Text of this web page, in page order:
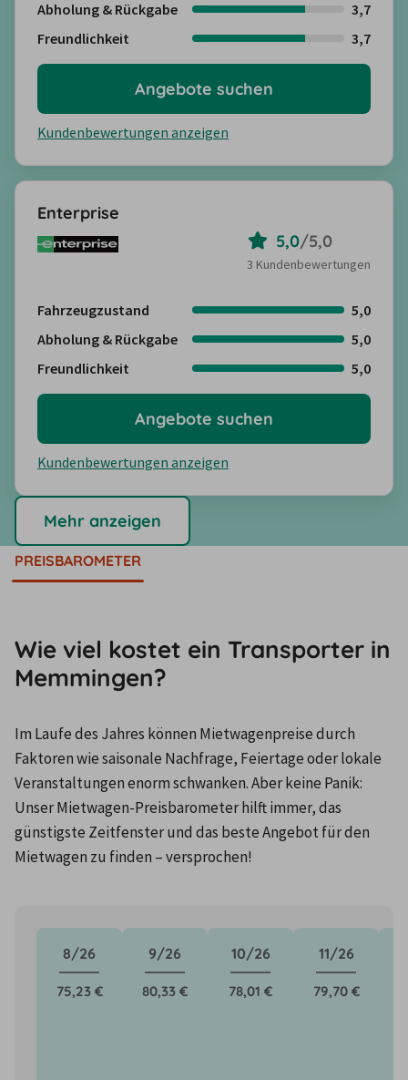
Abholung & Rückgabe
3,7
Freundlichkeit
3,7
Kundenbewertungen anzeigen
Angebote suchen
Enterprise
5,0/5,0
3 Kundenbewertungen
Fahrzeugzustand
5,0
Abholung & Rückgabe
5,0
Freundlichkeit
5,0
Kundenbewertungen anzeigen
Angebote suchen
Mehr anzeigen
PREISBAROMETER
Wie viel kostet ein Transporter in
Memmingen?
Im Laufe des Jahres können Mietwagenpreise durch
Faktoren wie saisonale Nachfrage, Feiertage oder lokale
Veranstaltungen enorm schwanken. Aber keine Panik:
Unser Mietwagen-Preisbarometer hilft immer, das
günstigste Zeitfenster und das beste Angebot für den
Mietwagen zu finden – versprochen!
8/26
75,23 €
9/26
80,33 €
10/26
78,01 €
11/26
79,70 €